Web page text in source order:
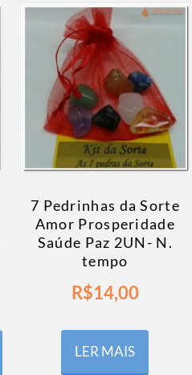
7 Pedrinhas da Sorte
Amor Prosperidade
Saúde Paz 2UN- N.
tempo
R$14,00
LER MAIS